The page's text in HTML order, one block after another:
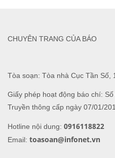
Tòa soạn: Tòa nhà Cục Tần Số,
Giấy phép hoạt động báo chí:
Truyền thông cấp ngày 07/01/
Hotline nội dung: 0916118822
Email: toasoan@infonet.vn
CHUYÊN TRANG CỦA BÁO